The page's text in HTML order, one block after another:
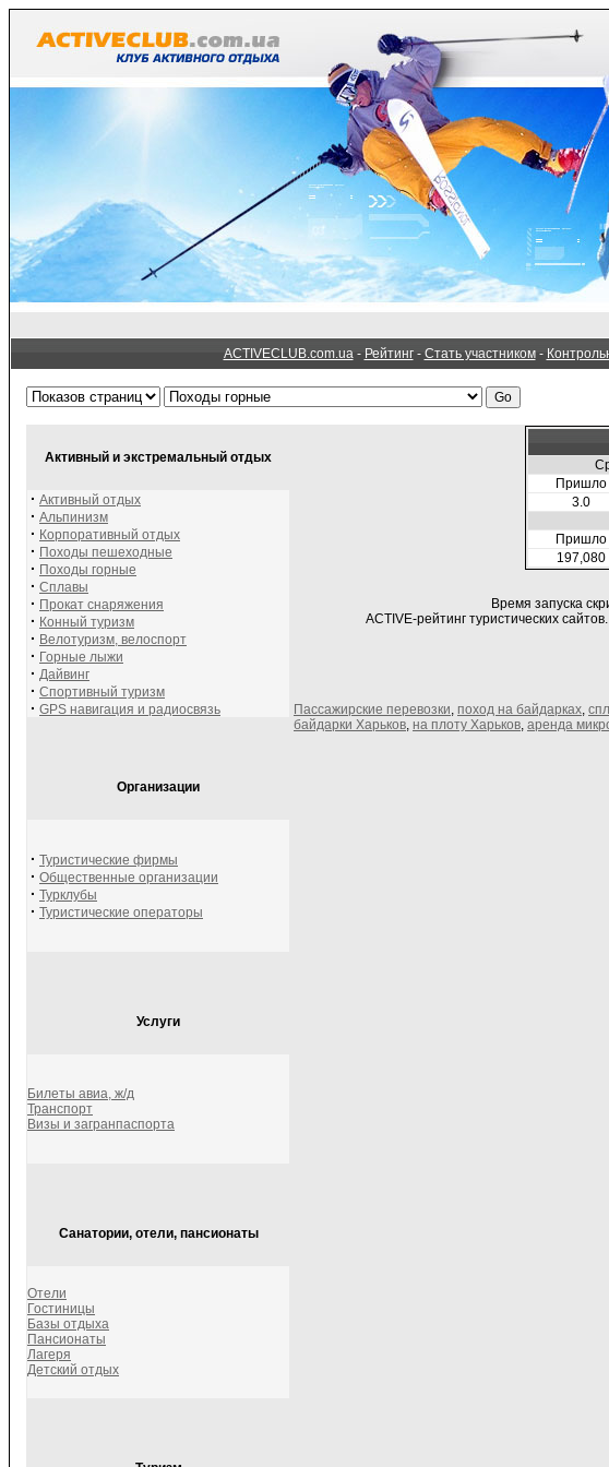
ACTIVECLUB.com.ua- Рейтинг- Стать участником-
Активный и экстремальный отдых
· Активный отдых
· Альпинизм
· Корпоративный отдых
· Походы пешеходные
· Походы горные
· Сплавы
· Прокат снаряжения
· Конный туризм
· Велотуризм, велоспорт
· Горные лыжи
· Дайвинг
· Спортивный туризм
· GPS навигация и радиосвязь
Организации
· Туристические фирмы
· Общественные организации
· Турклубы
· Туристические операторы
Услуги
Билеты авиа, ж/д
Транспорт
Визы и загранпаспорта
Санатории, отели, пансионаты
Отели
Гостиницы
Базы отдыха
Пансионаты
Лагеря
Детский отдых
Пришло
3.0
Пришло
197,080
Время запуска
ACTIVE-рейтинг туристических
Пассажирские перевозки, поход на байдарках,
байдарки Харьков, на плоту Харьков, аренда